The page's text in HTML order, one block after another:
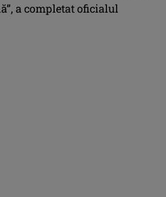
a completat oficialul